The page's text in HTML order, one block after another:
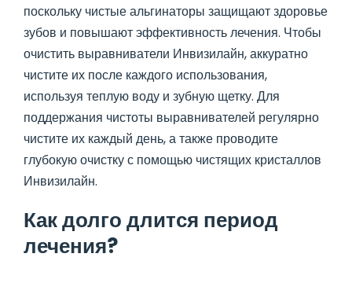
поскольку чистые альгинаторы защищают здоровье
зубов и повышают эффективность лечения. Чтобы
очистить выравниватели Инвизилайн, аккуратно
чистите их после каждого использования,
используя теплую воду и зубную щетку. Для
поддержания чистоты выравнивателей регулярно
чистите их каждый день, а также проводите
глубокую очистку с помощью чистящих кристаллов
Инвизилайн.
Как долго длится период
лечения?